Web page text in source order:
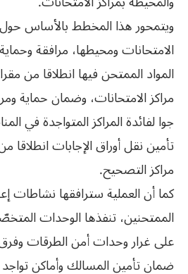
ويتمحور هذا المخطط بالأساس حول
الامتحانات ومحيطها، مرافقة
المواد الممتحن فيها انطلاقا من
مراكز الامتحانات، وضمان حماية
جوا لفائدة المراكز المتواجدة في
تأمين نقل أوراق الإجابات انطلاقا
مراكز التصحيح.
كما أن العملية سترافقها نشاطات
الممتحنين، تنفذها الوحدات
على غرار وحدات أمن الطرقات
ضمان تأمين المسالك وأماكن